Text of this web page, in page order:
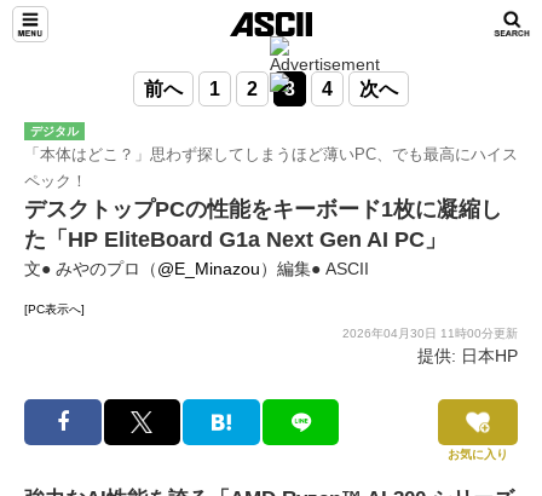
前へ 1 2 3 4 次へ
デジタル
「本体はどこ？」思わず探してしまうほど薄いPC、でも最高にハイス
ペック！
デスクトップPCの性能をキーボード1枚に凝縮し
た「HP EliteBoard G1a Next Gen AI PC」
文● みやのプロ（@E_Minazou）編集● ASCII
[PC表示へ]
2026年04月30日 11時00分更新
提供: 日本HP
お気に入り